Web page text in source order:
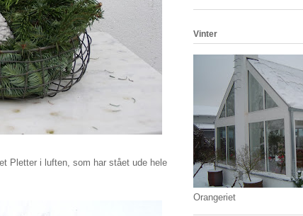
Pletter i luften, som har stået ude hele
Vinter
Orangeriet